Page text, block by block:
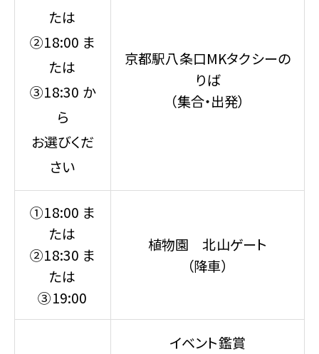
たは
②18:00 ま
たは
③18:30 か
ら
お選びくだ
さい
京都駅八条口MKタクシーの
りば
（集合・出発）
①18:00 ま
たは
②18:30 ま
たは
③19:00
植物園 北山ゲート
（降車）
イベント鑑賞